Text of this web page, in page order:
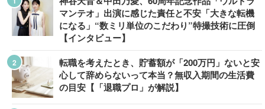
マンテオ」出演に感じた責任と不安「大きな転機
になる」“数ミリ単位のこだわり”特撮技術に圧倒
【インタビュー】
転職を考えたとき、貯蓄額が「200万円」ないと安
心して辞めらないって本当？無収入期間の生活費
の目安【「退職プロ」が解説】